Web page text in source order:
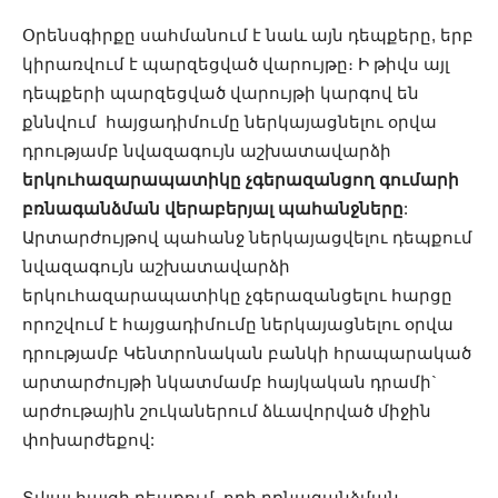
Օրենսգիրքը սահմանում է նաև այն դեպքերը, երբ
կիրառվում է պարզեցված վարույթը։ Ի թիվս այլ
դեպքերի պարզեցված վարույթի կարգով են
քննվում հայցադիմումը ներկայացնելու օրվա
դրությամբ նվազագույն աշխատավարձի
երկուհազարապատիկը չգերազանցող գումարի
բռնագանձման վերաբերյալ պահանջները:
Արտարժույթով պահանջ ներկայացվելու դեպքում
նվազագույն աշխատավարձի
երկուհազարապատիկը չգերազանցելու հարցը
որոշվում է հայցադիմումը ներկայացնելու օրվա
դրությամբ Կենտրոնական բանկի հրապարակած
արտարժույթի նկատմամբ հայկական դրամի`
արժութային շուկաներում ձևավորված միջին
փոխարժեքով: